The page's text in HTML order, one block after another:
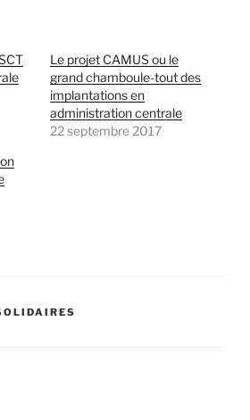
Le projet CAMUS ou le
grand chamboule-tout des
implantations en
administration centrale
22 septembre 2017